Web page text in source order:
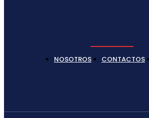
NOSOTROS CONTACTOS